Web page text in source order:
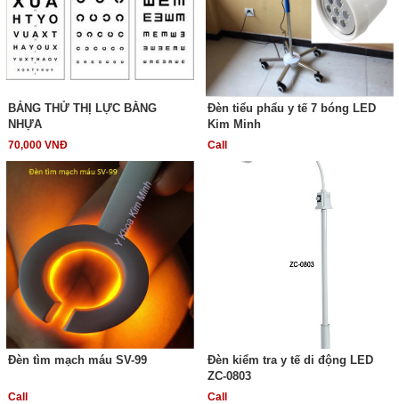
BẢNG THỬ THỊ LỰC BẰNG
NHỰA
70,000 VNĐ
Đèn tiểu phẩu y tế 7 bóng LED
Kim Minh
Call
Đèn tìm mạch máu SV-99
Call
Đèn kiểm tra y tế di động LED
ZC-0803
Call